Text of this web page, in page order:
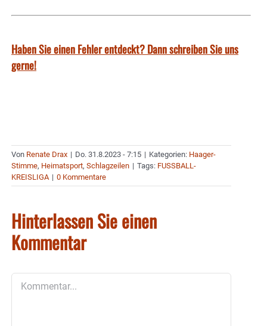
Haben Sie einen Fehler entdeckt? Dann schreiben Sie uns
gerne!
Von Renate Drax | Do. 31.8.2023 - 7:15 | Kategorien: Haager-
Stimme, Heimatsport, Schlagzeilen | Tags: FUSSBALL-
KREISLIGA | 0 Kommentare
Hinterlassen Sie einen
Kommentar